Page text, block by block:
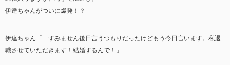
伊達ちゃんがついに爆発！？
伊達ちゃん「…すみません後日言うつもりだったけどもう今日言います。私退
職させていただきます！結婚するんで！」